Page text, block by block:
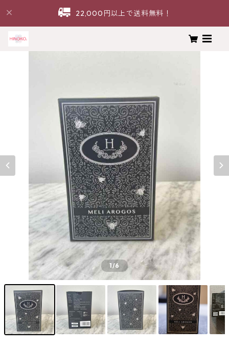
22,000円以上で送料無料！
1/6